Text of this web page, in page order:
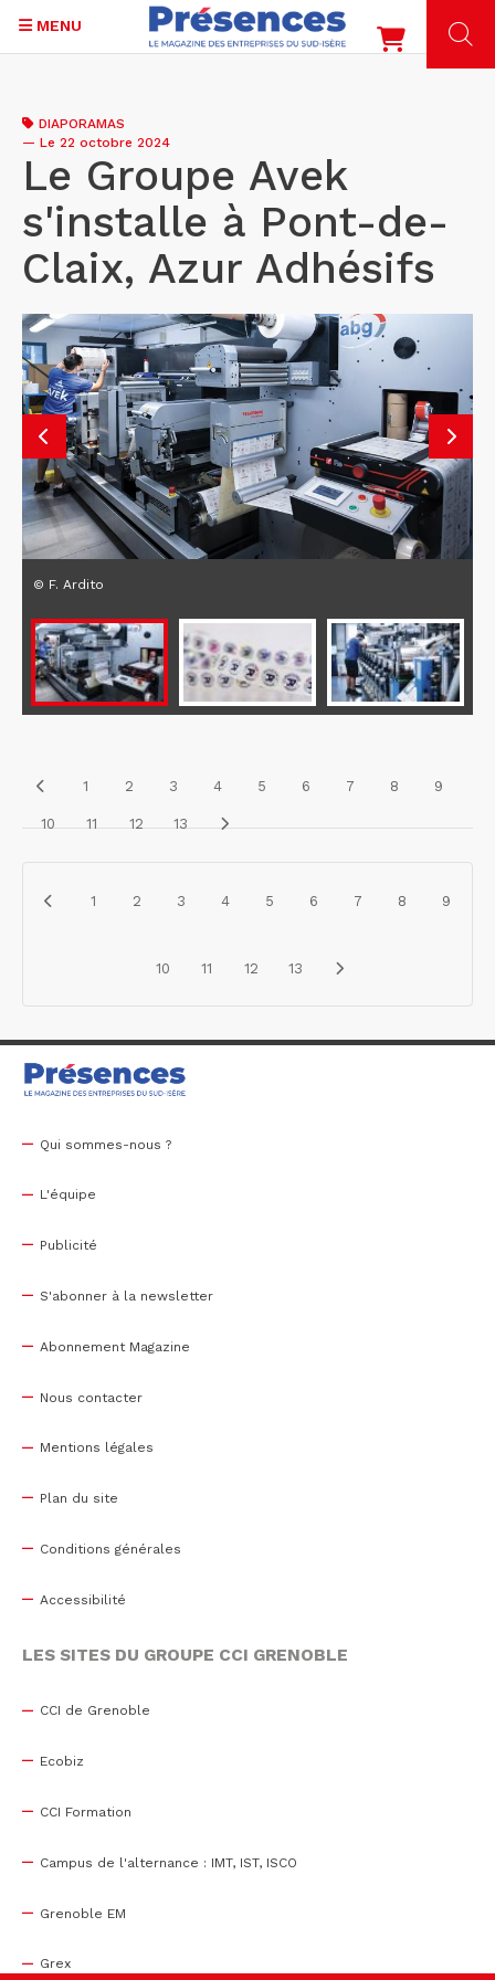
contenu
principal
MENU
DIAPORAMAS
— Le 22 octobre 2024
Le Groupe Avek
s'installe à Pont-de-
Claix, Azur Adhésifs
© F. Ardito
1 2 3 4 5 6 7 8 9
10 11 12 13
1 2 3 4 5 6 7 8 9
10 11 12 13
Qui sommes-nous ?
L'équipe
Publicité
S'abonner à la newsletter
Abonnement Magazine
Nous contacter
Mentions légales
Plan du site
Conditions générales
Accessibilité
LES SITES DU GROUPE CCI GRENOBLE
CCI de Grenoble
Ecobiz
CCI Formation
Campus de l'alternance : IMT, IST, ISCO
Grenoble EM
Grex